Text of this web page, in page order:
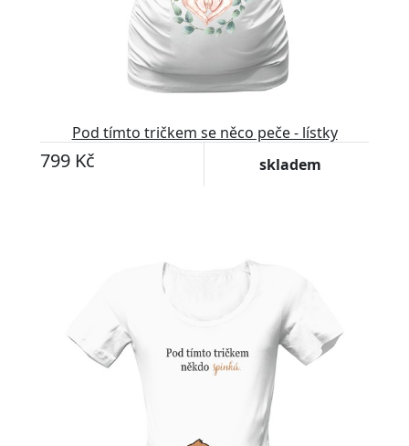
Pod tímto tričkem se něco peče - lístky
799 Kč skladem